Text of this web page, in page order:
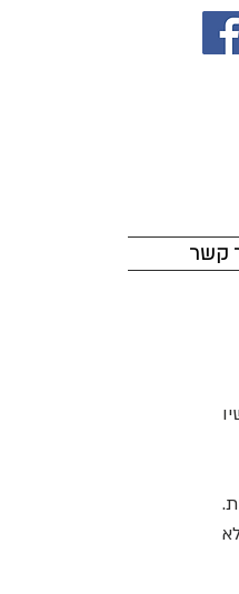
קשר